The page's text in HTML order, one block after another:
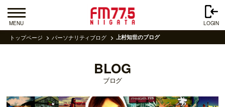
MENU LOGIN
トップページ パーソナリティブログ 上村知世のブログ
BLOG
ブログ